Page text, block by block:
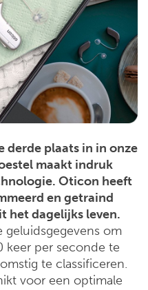
derde plaats in in onze
maakt indruk
Oticon heeft
en getraind
het dagelijks leven.
geluidsgegevens om
keer per seconde te
te classificeren.
voor een optimale